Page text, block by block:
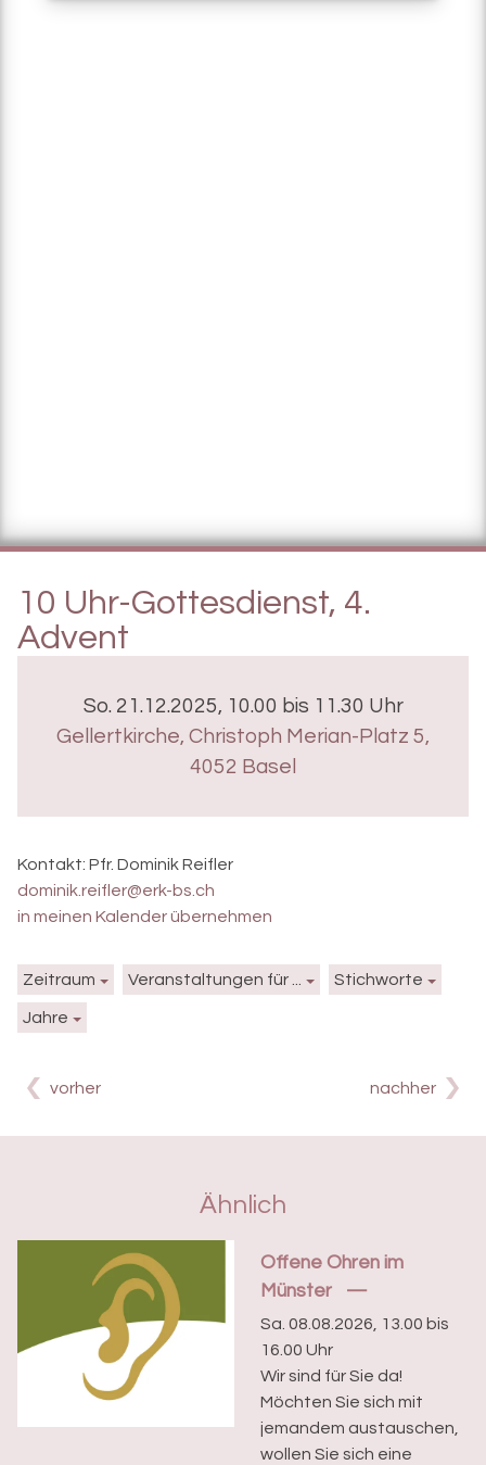
10 Uhr-Gottesdienst, 4.
Advent
So. 21.12.2025, 10.00 bis 11.30 Uhr
Gellertkirche, Christoph Merian-Platz 5,
4052 Basel
Kontakt: Pfr. Dominik Reifler
dominik.reifler@erk-bs.ch
in meinen Kalender übernehmen
Zeitraum Veranstaltungen für ... Stichworte
Jahre
vorher nachher
Ähnlich
Offene Ohren im
Münster
Sa. 08.08.2026, 13.00 bis
16.00 Uhr
Wir sind für Sie da!
Möchten Sie sich mit
jemandem austauschen,
wollen Sie sich eine